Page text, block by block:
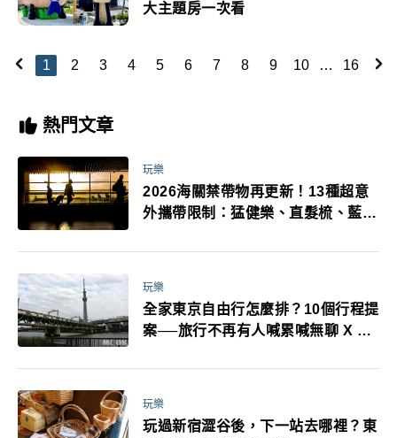
大主題房一次看
1 2 3 4 5 6 7 8 9 10 … 16
熱門文章
玩樂
2026海關禁帶物再更新！13種超意
外攜帶限制：猛健樂、直髮梳、藍牙
萬！注意事項一次看！
玩樂
全家東京自由行怎麼排？10個行程提
案──旅行不再有人喊累喊無聊 X 爸
玩樂
玩過新宿澀谷後，下一站去哪裡？東